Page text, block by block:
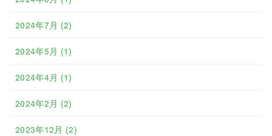
2024年7月 (2)
2024年5月 (1)
2024年4月 (1)
2024年2月 (2)
2023年12月 (2)